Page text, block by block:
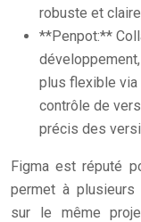
robuste et
**Penpot:**
plus flexible via
contrôle de
précis des
Figma est réputé
permet à plusieurs
sur le même